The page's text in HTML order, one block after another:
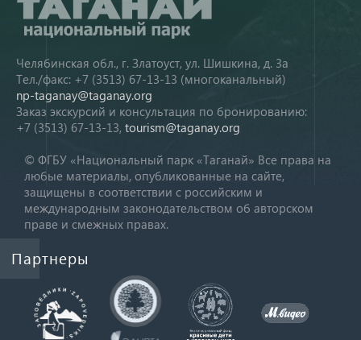
Челябинская обл., г. Златоуст, ул. Шишкина, д. 3а
Тел./факс: +7 (3513) 67-13-13 (многоканальный)
np-taganay@taganay.org
Заказ экскурсий и консультация по бронированию:
+7 (3513) 67-13-13, tourism@taganay.org
© ФГБУ «Национальный парк «Таганай» Все права на
любые материалы, опубликованные на сайте,
защищены в соответствии с российским и
международным законодательством об авторском
праве и смежных правах.
Партнеры